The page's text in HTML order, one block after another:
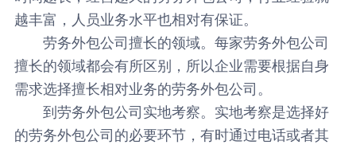
越丰富，人员业务水平也相对有保证。
劳务外包公司擅长的领域。每家劳务外包公司
擅长的领域都会有所区别，所以企业需要根据自身
需求选择擅长相对业务的劳务外包公司。
到劳务外包公司实地考察。实地考察是选择好
的劳务外包公司的必要环节，有时通过电话或者其